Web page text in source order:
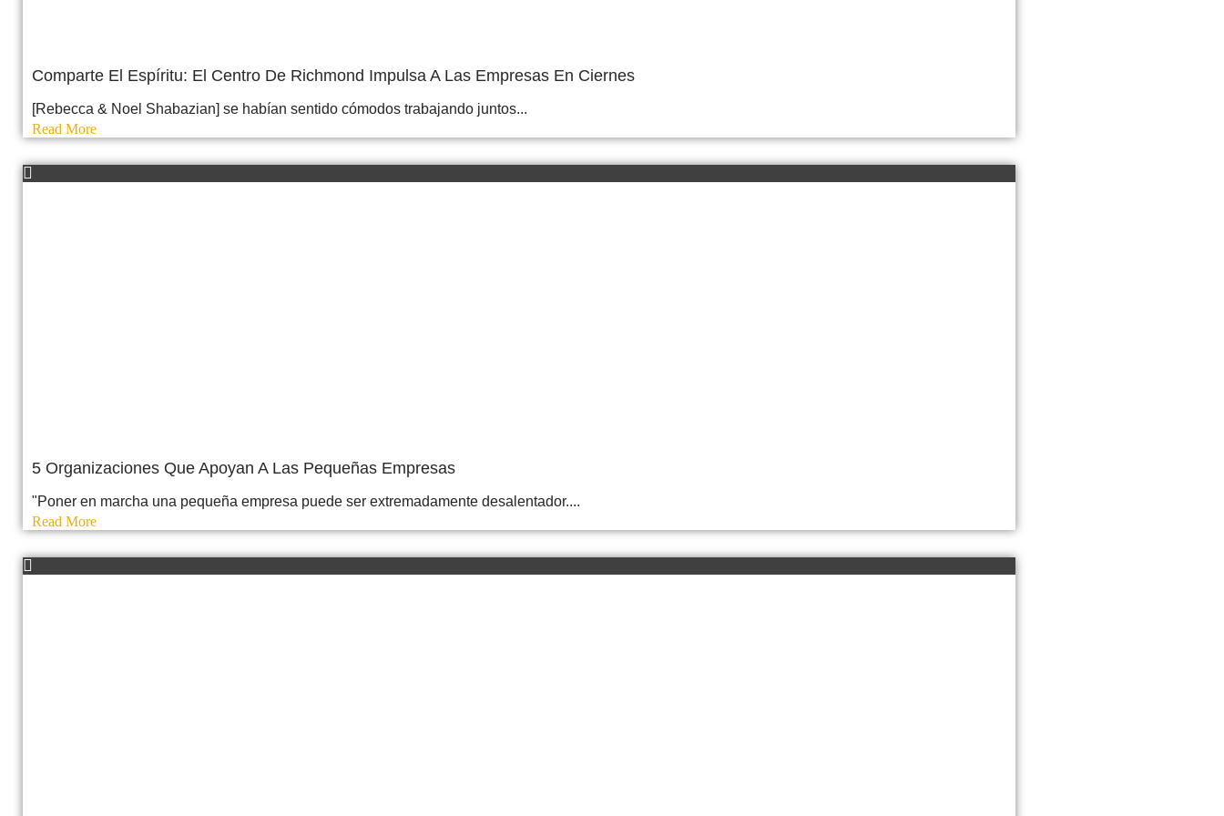
Comparte El Espíritu: El Centro De Richmond Impulsa A Las Empresas En Ciernes
[Rebecca & Noel Shabazian] se habían sentido cómodos trabajando juntos...
Read More
5 Organizaciones Que Apoyan A Las Pequeñas Empresas
"Poner en marcha una pequeña empresa puede ser extremadamente desalentador....
Read More